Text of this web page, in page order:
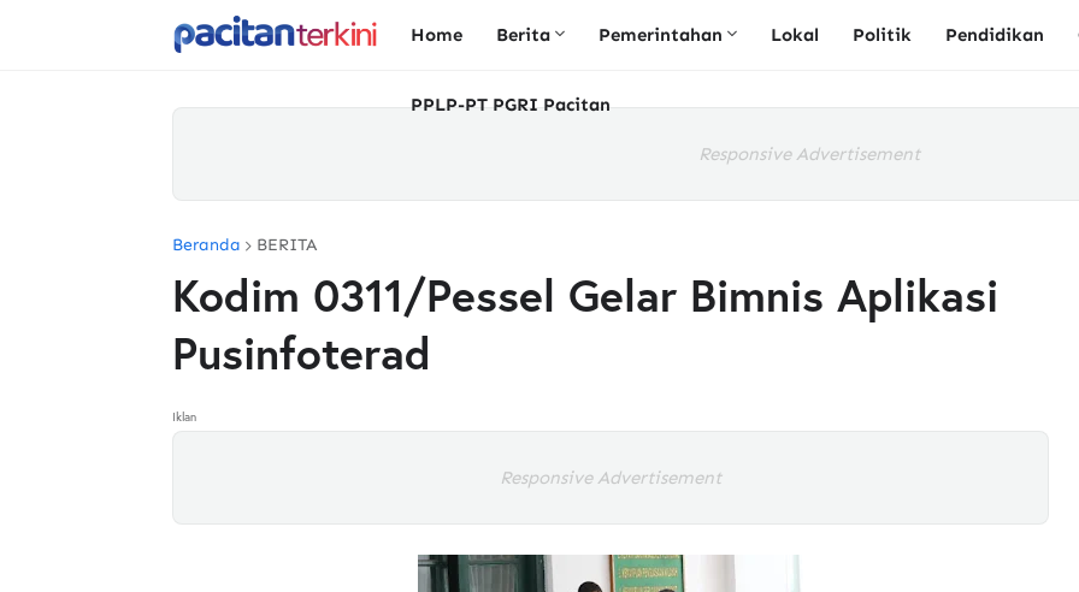
Home Berita Pemerintahan Lokal Politik Pendidikan
PPLP-PT PGRI Pacitan
Responsive Advertisement
Beranda BERITA
Kodim 0311/Pessel Gelar Bimnis Aplikasi
Pusinfoterad
Iklan
Responsive Advertisement